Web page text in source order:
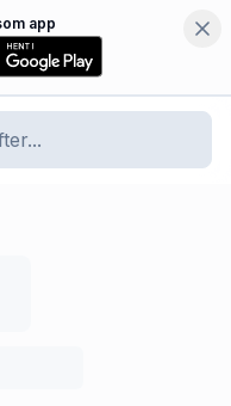
app